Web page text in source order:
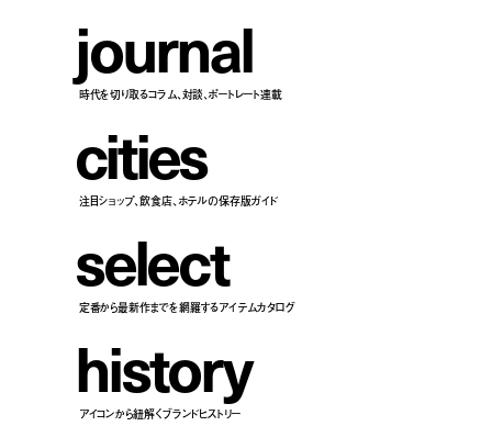
journal
時代を切り取るコラム、対談、ポートレート連載
cities
注目ショップ、飲食店、ホテルの保存版ガイド
select
定番から最新作までを網羅するアイテムカタログ
history
アイコンから紐解くブランドヒストリー